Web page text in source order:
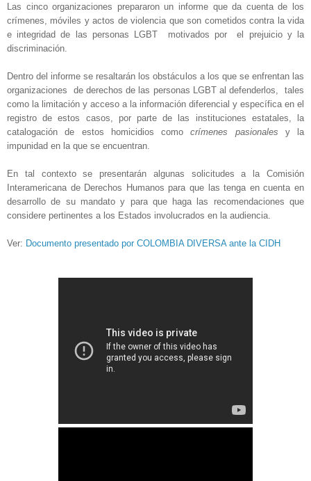
Las cinco organizaciones prepararon un informe que da cuenta de los
crímenes, móviles y actos de violencia que son cometidos contra la vida
e integridad de las personas LGBT motivados por el prejuicio y la
discriminación.
Dentro del informe se resaltarán los obstáculos a los que se enfrentan las
organizaciones de derechos de las personas LGBT al defenderlos, tales
como la limitación y acceso a la información diferencial y específica en el
registro de estos casos, por parte de las instituciones estatales, la
catalogación de estos homicidios comocrímenes pasionales y la
impunidad en la que se encuentran.
En tal contexto se presentarán algunas solicitudes a la Comisión
Interamericana de Derechos Humanos para que las tenga en cuenta en
desarrollo de su mandato y para que haga las recomendaciones que
considere pertinentes a los Estados involucrados en la audiencia.
Ver: Documento presentado por COLOMBIADIVERSA ante la CIDH